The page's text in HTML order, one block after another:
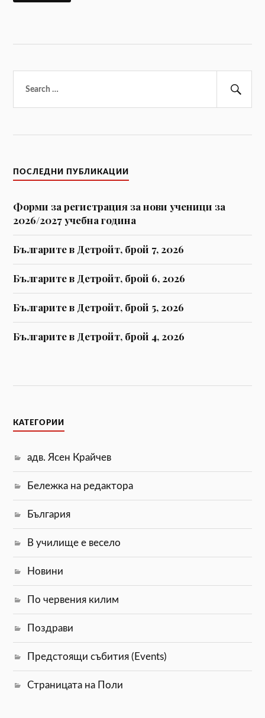
ПОСЛЕДНИ ПУБЛИКАЦИИ
Форми за регистрaция за нови ученици за
2026/2027 учебна година
Българите в Детройт, брой 7, 2026
Българите в Детройт, брой 6, 2026
Българите в Детройт, брой 5, 2026
Българите в Детройт, брой 4, 2026
КАТЕГОРИИ
адв. Ясен Крайчев
Бележка на редактора
България
В училище е весело
Новини
По червения килим
Поздрави
Предстоящи събития (Events)
Страницата на Поли